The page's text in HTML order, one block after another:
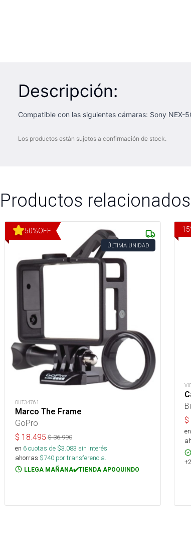
Descripción:
Compatible con las siguientes cámaras: Sony NEX-
Los productos están sujetos a confirmación de stock.
Productos relacionados
50%OFF
ÚLTIMA UNIDAD
OUT34761
Marco The Frame
GoPro
$ 18.495 $36.990
en 6cuotas de $3.083 sin interés
ahorras $740 por transferencia.
LLEGA MAÑANA✔️TIENDA APOQUINDO
15
$
en